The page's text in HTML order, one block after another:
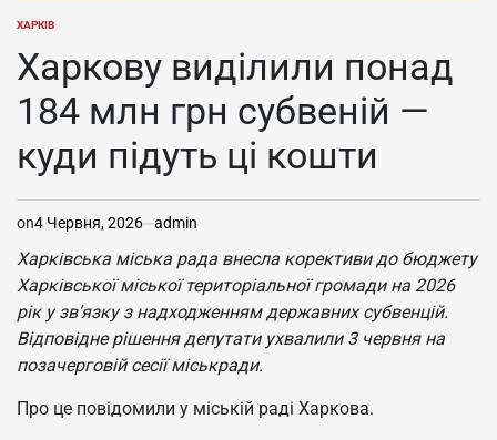
ОПУБЛІКУВАТИ
ХАРКІВ
Харкову виділили понад
184 млн грн субвеній —
куди підуть ці кошти
on4 Червня, 2026 admin
Харківська міська рада внесла корективи до бюджету
Харківської міської територіальної громади на 2026
рік у зв’язку з надходженням державних субвенцій.
Відповідне рішення депутати ухвалили 3 червня на
позачерговій сесії міськради.
Про це повідомили у міській раді Харкова.